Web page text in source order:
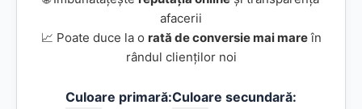
afacerii
📈 Poate duce la o rată de conversie mai mareîn
rândul clienților noi
Culoare primară:Culoare secundară: